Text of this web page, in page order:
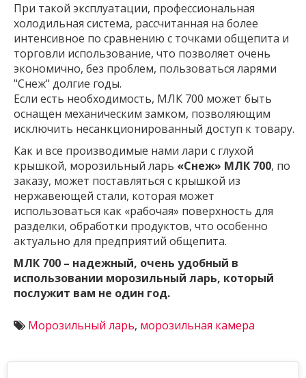
При такой эксплуатации, профессиональная
холодильная система, рассчитанная на более
интенсивное по сравнению с точками общепита и
торговли использование, что позволяет очень
экономично, без проблем, пользоваться ларями
"Снеж" долгие годы.
Если есть необходимость, МЛК 700 может быть
оснащен механическим замком, позволяющим
исключить несанкционированный доступ к товару.
Как и все производимые нами лари с глухой
крышкой, морозильный ларь «Снеж» МЛК 700, по
заказу, может поставляться с крышкой из
нержавеющей стали, которая может
использоваться как «рабочая» поверхность для
разделки, обработки продуктов, что особенно
актуально для предприятий общепита.
МЛК 700 – надежный, очень удобный в
использовании морозильный ларь, который
послужит вам не один год.
Морозильный ларь, морозильная камера